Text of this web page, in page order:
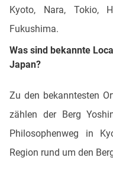
Kyoto, Nara, Tokio,
Fukushima.
Was sind bekannte
Japan?
Zu den bekanntesten
zählen der Berg
Philosophenweg in
Region rund um den